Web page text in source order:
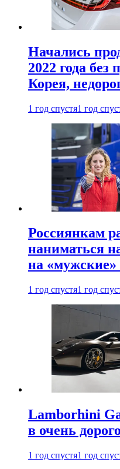
Начались
2022 года
Корея,
1 год спустя1 год
Россиянкам
наниматься
на «мужские»
1 год спустя1 год
Lamborhini
в очень
1 год спустя1 год